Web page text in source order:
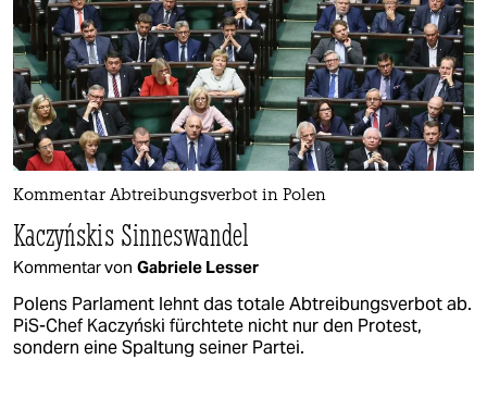
Kommentar Abtreibungsverbot in Polen
Kaczyńskis Sinneswandel
Kommentar von Gabriele Lesser
Polens Parlament lehnt das totale Abtreibungsverbot ab.
PiS-Chef Kaczyński fürchtete nicht nur den Protest,
sondern eine Spaltung seiner Partei.